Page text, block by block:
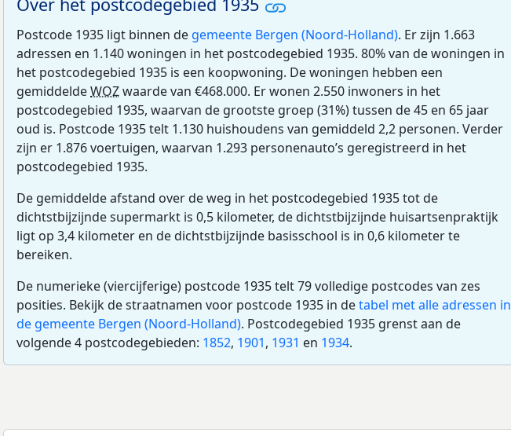
Over het postcodegebied 1935
Postcode 1935 ligt binnen de gemeente Bergen (Noord-Holland). Er zijn 1.663
adressen en 1.140 woningen in het postcodegebied 1935. 80% van de woningen in
het postcodegebied 1935 is een koopwoning. De woningen hebben een
gemiddeldeWOZwaarde van €468.000. Er wonen 2.550 inwoners in het
postcodegebied 1935, waarvan de grootste groep (31%) tussen de 45 en 65 jaar
oud is. Postcode 1935 telt 1.130 huishoudens van gemiddeld 2,2 personen. Verder
zijn er 1.876 voertuigen, waarvan 1.293 personenauto’s geregistreerd in het
postcodegebied 1935.
De gemiddelde afstand over de weg in het postcodegebied 1935 tot de
dichtstbijzijnde supermarkt is 0,5 kilometer, de dichtstbijzijnde huisartsenpraktijk
ligt op 3,4 kilometer en de dichtstbijzijnde basisschool is in 0,6 kilometer te
bereiken.
De numerieke (viercijferige) postcode 1935 telt 79 volledige postcodes van zes
posities. Bekijk de straatnamen voor postcode 1935 in detabel met alle adressen in
de gemeente Bergen (Noord-Holland). Postcodegebied 1935 grenst aan de
volgende 4 postcodegebieden: 1852, 1901, 1931 en 1934.